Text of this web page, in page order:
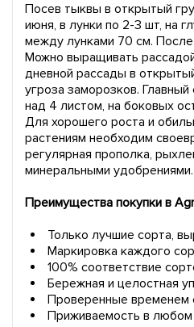
Посев тыквы в открытый
июня, в лунки по 2-3 шт, на
между лунками 70 см.
Можно выращивать
дневной рассады в
угроза заморозков.
над 4 листом, на боковых
Для хорошего роста и
растениям необходим
регулярная прополка,
минеральными удобрениями.
Преимущества покупки в
Только лучшие сорта,
Маркировка каждого
100% соответствие
Бережная и целостная
Проверенные временем
Приживаемость в любом